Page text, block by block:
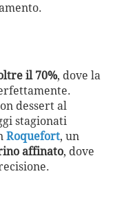
il 70%, dove la
dessert al
stagionati
Roquefort, un
affinato, dove